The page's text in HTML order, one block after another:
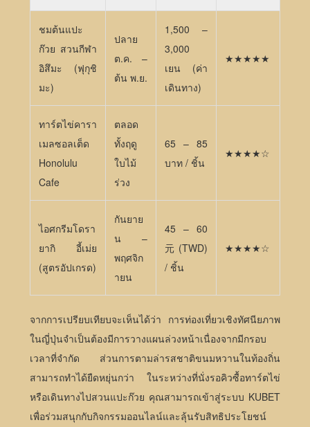
ชมต้นแปะ
ก๊วย สวนกีฬา
อิสึมะ (ฟุกุชิ
มะ)
ปลาย
ต.ค. –
ต้น พ.ย.
1,500 –
3,000
เยน (ค่า
เดินทาง)
★★★★★
ทาร์ตไข่คารา
เมลซอลเต็ด
Honolulu
Cafe
ตลอด
ทั้งฤดู
ใบไม้
ร่วง
65 – 85
บาท / ชิ้น
★★★★☆
ไอศกรีมโดรา
ยากิ อี้เม่ย
(สูตรอัปเกรด)
กันยาย
น –
พฤศจิก
ายน
45 – 60
元 (TWD)
/ ชิ้น
★★★★☆
จากการเปรียบเทียบจะเห็นได้ว่า การท่องเที่ยวเชิงทัศนียภาพ
ในญี่ปุ่นจำเป็นต้องมีการวางแผนล่วงหน้าเนื่องจากมีกรอบ
เวลาที่จำกัด ส่วนการตามล่ารสชาติขนมหวานในท้องถิ่น
สามารถทำได้ยืดหยุ่นกว่า ในระหว่างที่นั่งรอคิวซื้อทาร์ตไข่
หรือเดินทางไปสวนแปะก๊วย คุณสามารถเข้าสู่ระบบ KUBET
เพื่อร่วมสนุกกับกิจกรรมออนไลน์และลุ้นรับสิทธิประโยชน์